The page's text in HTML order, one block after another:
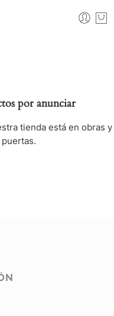
por anunciar
tienda está en obras y